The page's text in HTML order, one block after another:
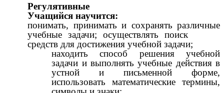
Регулятивные
Учащийся научится:
понимать, принимать и сохранять различные
учебные задачи; осуществлять поиск
средств для достижения учебной задачи;
находить способ решения учебной
задачи и выполнять учебные действия в
устной и письменной форме,
использовать математические термины,